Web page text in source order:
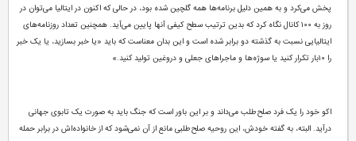
پخش می‌کرد و به همین دلیل برنامه‌ها همه گلچین شده بود، در حالی که اکنون در ایتالیا می‌توان در
روز به ۱۰۰ کانال نگاه کرد که بدین ترتیب سطح کیفی آنها پایین می‌آید. همچنین تعداد روزنامه‌های
ایتالیایی نسبت به گذشته دو برابر شده است و این بدان معناست که باید «یا خبر بسازید، یا یک خبر
اکو خود را یک فرد صلح‌طلب می‌داند و بر این باور است که جنگ باید به صورت یک تابوی جهانی
درآید. البته، به گفته خودش، ‌این روحیه صلح‌طلبی مانع از آن نمی‌شود که از خانواده‌اش در برابر حمله